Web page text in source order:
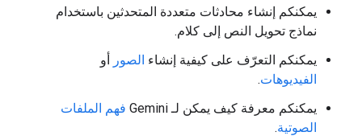
يمكنكم إنشاء محادثات متعددة المتحدثين باستخدام
نماذج تحويل النص إلى كلام.
يمكنكم التعرّف على كيفية إنشاء الصور أو
الفيديوهات.
يمكنكم معرفة كيف يمكن لـ Gemini
فهم الملفات
الصوتية.